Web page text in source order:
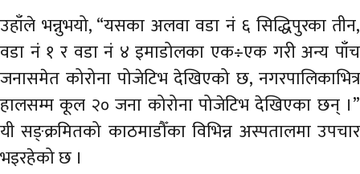
उहाँले भन्नुभयो, “यसका अलवा वडा नं ६ सिद्धिपुरका तीन,
वडा नं १ र वडा नं ४ इमाडोलका एक÷एक गरी अन्य पाँच
जनासमेत कोरोना पोजेटिभ देखिएको छ, नगरपालिकाभित्र
हालसम्म कूल २० जना कोरोना पोजेटिभ देखिएका छन् ।”
यी सङ्क्रमितको काठमाडौँका विभिन्न अस्पतालमा उपचार
भइरहेको छ ।